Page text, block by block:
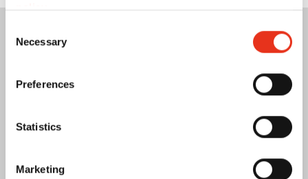
policy.
Selection
Necessary
Preferences
Statistics
Marketing